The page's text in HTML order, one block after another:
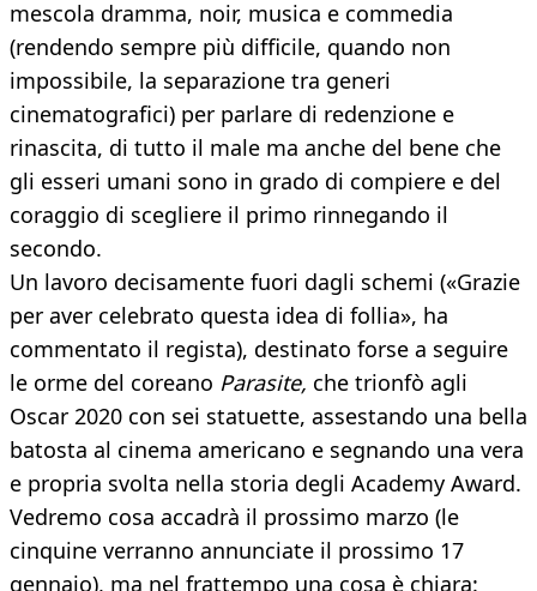
mescola dramma, noir, musica e commedia
(rendendo sempre più difficile, quando non
impossibile, la separazione tra generi
cinematografici) per parlare di redenzione e
rinascita, di tutto il male ma anche del bene che
gli esseri umani sono in grado di compiere e del
coraggio di scegliere il primo rinnegando il
secondo.
Un lavoro decisamente fuori dagli schemi («Grazie
per aver celebrato questa idea di follia», ha
commentato il regista), destinato forse a seguire
le orme del coreano Parasite, che trionfò agli
Oscar 2020 con sei statuette, assestando una bella
batosta al cinema americano e segnando una vera
e propria svolta nella storia degli Academy Award.
Vedremo cosa accadrà il prossimo marzo (le
cinquine verranno annunciate il prossimo 17
gennaio), ma nel frattempo una cosa è chiara: